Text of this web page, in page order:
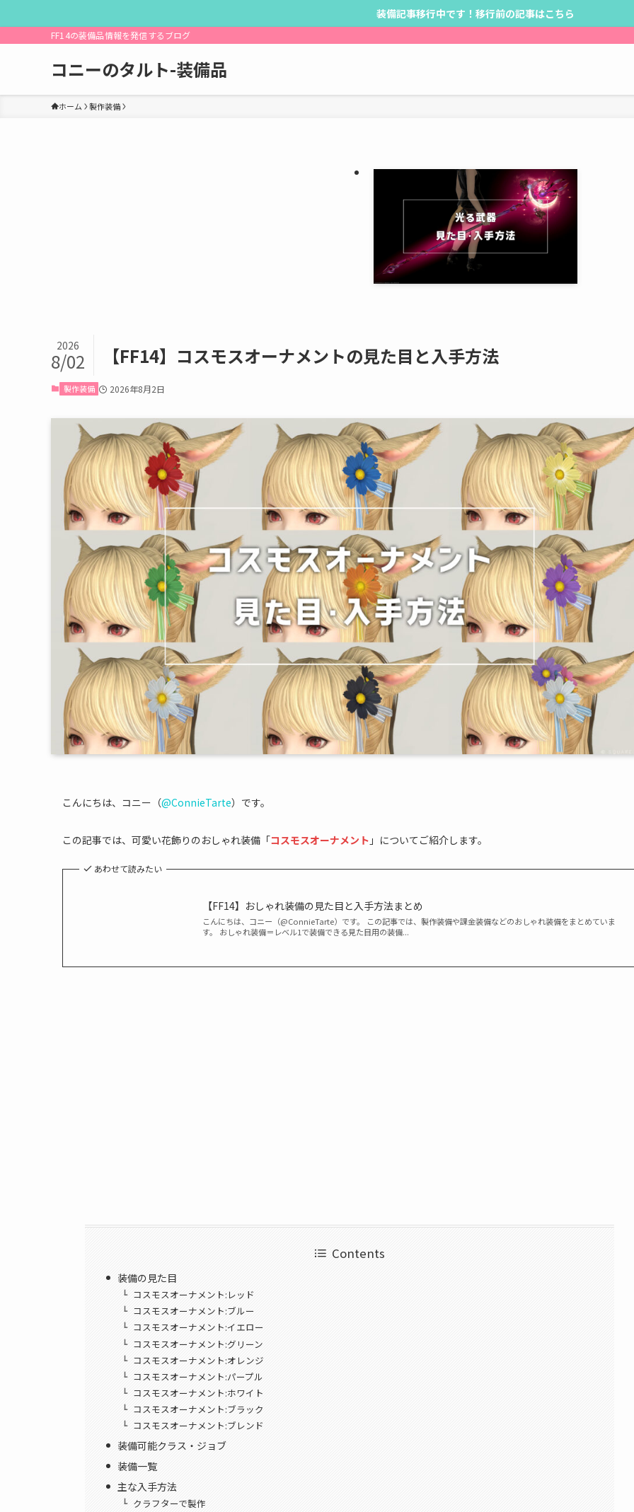
装備記事移行中です！移行前の記事はこちら
FF14の装備品情報を発信するブログ
コニーのタルト-装備品
ホーム 製作装備
【FF14】コスモスオーナメントの見た目と入手方法
2026
8/02
製作装備 2026年8月2日
こんにちは、コニー（@ConnieTarte）です。
この記事では、可愛い花飾りのおしゃれ装備「コスモスオーナメント 」についてご紹介します。
あわせて読みたい
【FF14】おしゃれ装備の見た目と入手方法まとめ
こんにちは、コニー（@ConnieTarte）です。 この記事では、製作装備や課金装備などのおしゃれ装備をまとめていま
す。 おしゃれ装備＝レベル1で装備できる見た目用の装備...
Contents
装備の見た目
コスモスオーナメント:レッド
コスモスオーナメント:ブルー
コスモスオーナメント:イエロー
コスモスオーナメント:グリーン
コスモスオーナメント:オレンジ
コスモスオーナメント:パープル
コスモスオーナメント:ホワイト
コスモスオーナメント:ブラック
コスモスオーナメント:ブレンド
装備可能クラス・ジョブ
装備一覧
主な入手方法
クラフターで製作